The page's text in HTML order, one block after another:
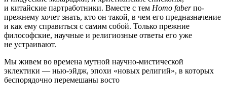
и китайские партработники. Вместе с тем Homo faberпо-
прежнему хочет знать, кто он такой, в чем его предназначение
и как ему справиться с самим собой. Только прежние
философские, научные и религиозные ответы его уже
не устраивают.
Мы живем во времена мутной научно-мистической
эклектики — нью-эйдж, эпохи «новых религий», в которых
беспорядочно перемешаны восто